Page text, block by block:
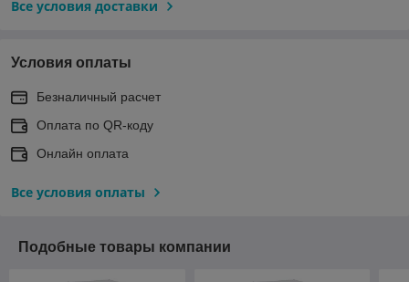
Все условия доставки
Условия оплаты
Безналичный расчет
Оплата по QR-коду
Онлайн оплата
Все условия оплаты
Подобные товары компании